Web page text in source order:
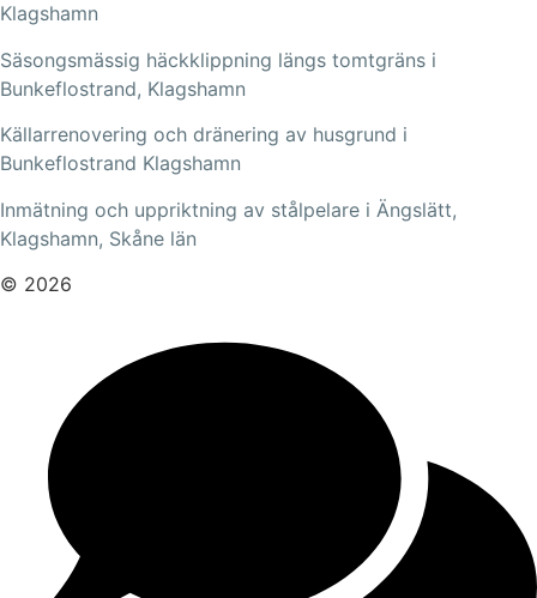
Klagshamn
Säsongsmässig häckklippning längs tomtgräns i
Bunkeflostrand, Klagshamn
Källarrenovering och dränering av husgrund i
Bunkeflostrand Klagshamn
Inmätning och uppriktning av stålpelare i Ängslätt,
Klagshamn, Skåne län
© 2026